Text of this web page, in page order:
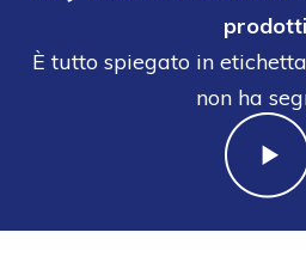
È tutto spiegato in
non ha